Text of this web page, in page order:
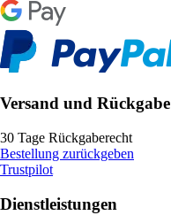
Versand und Rückgabe
30 Tage Rückgaberecht
Bestellung zurückgeben
Trustpilot
Dienstleistungen